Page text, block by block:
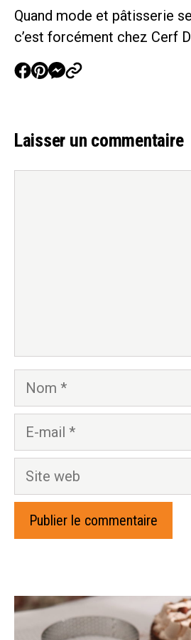
Quand mode et pâtisserie
c’est forcément chez Cerf
Laisser un commentaire
Nom
Site